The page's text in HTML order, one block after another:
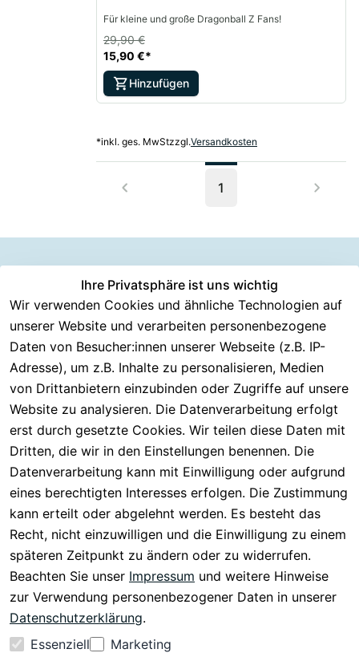
Für kleine und große Dragonball Z Fans!
15,90 €*
29,90 €
Hinzufügen
*inkl. ges. MwStzzgl.Versandkosten
1
Ihre Privatsphäre ist uns wichtig
Wir verwenden Cookies und ähnliche Technologien auf
unserer Website und verarbeiten personenbezogene
Daten von Besucher:innen unserer Webseite (z.B. IP-
Adresse), um z.B. Inhalte zu personalisieren, Medien
von Drittanbietern einzubinden oder Zugriffe auf unsere
Website zu analysieren. Die Datenverarbeitung erfolgt
erst durch gesetzte Cookies. Wir teilen diese Daten mit
Dritten, die wir in den Einstellungen benennen. Die
Datenverarbeitung kann mit Einwilligung oder aufgrund
eines berechtigten Interesses erfolgen. Die Zustimmung
kann erteilt oder abgelehnt werden. Es besteht das
Recht, nicht einzuwilligen und die Einwilligung zu einem
späteren Zeitpunkt zu ändern oder zu widerrufen.
Beachten Sie unser Impressum und weitere Hinweise
zur Verwendung personenbezogener Daten in unserer
Datenschutzerklärung.
Essenziell
Marketing
Rechtliches
AGB
Impressum
Datenschutzer
klärung
Barrierefreiheit
serklärung
Widerrufsrech
t
Kundenserv
ice
Häufige
Fragen
Kontakt
Registrieren
Serviceverspr
echen
30 Tage
testen
Versand &
Zahlung
Information
en
Über CMK
Versand
Batterieentsor
gung
Eektrogeräte-
Entsorgung
Versanddie
nstleister
DHL
DPD
Vertrag
widerrufen